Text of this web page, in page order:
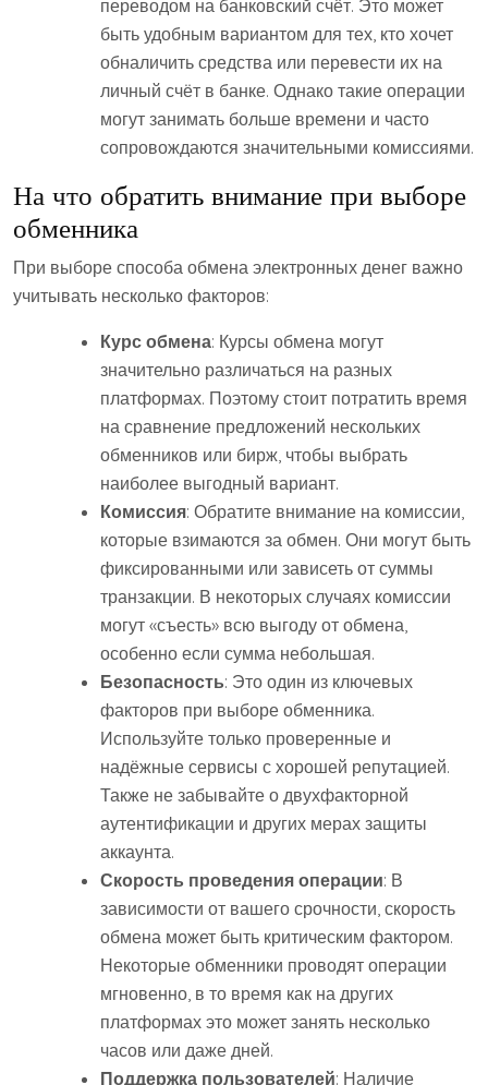
переводом на банковский счёт. Это может
быть удобным вариантом для тех, кто хочет
обналичить средства или перевести их на
личный счёт в банке. Однако такие операции
могут занимать больше времени и часто
сопровождаются значительными комиссиями.
На что обратить внимание при выборе
обменника
При выборе способа обмена электронных денег важно
учитывать несколько факторов:
Курс обмена: Курсы обмена могут
значительно различаться на разных
платформах. Поэтому стоит потратить время
на сравнение предложений нескольких
обменников или бирж, чтобы выбрать
наиболее выгодный вариант.
Комиссия: Обратите внимание на комиссии,
которые взимаются за обмен. Они могут быть
фиксированными или зависеть от суммы
транзакции. В некоторых случаях комиссии
могут «съесть» всю выгоду от обмена,
особенно если сумма небольшая.
Безопасность: Это один из ключевых
факторов при выборе обменника.
Используйте только проверенные и
надёжные сервисы с хорошей репутацией.
Также не забывайте о двухфакторной
аутентификации и других мерах защиты
аккаунта.
Скорость проведения операции: В
зависимости от вашего срочности, скорость
обмена может быть критическим фактором.
Некоторые обменники проводят операции
мгновенно, в то время как на других
платформах это может занять несколько
часов или даже дней.
Поддержка пользователей: Наличие